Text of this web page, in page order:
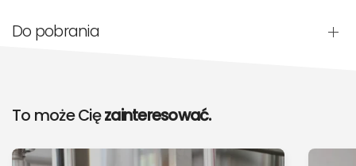
Do pobrania
To może Cięzainteresować.